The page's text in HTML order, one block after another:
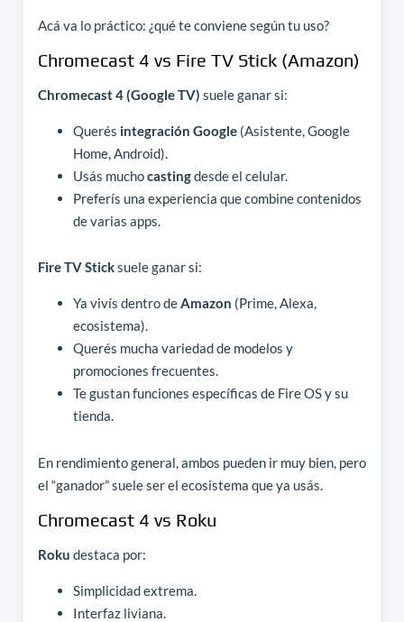
Acá va lo práctico: ¿qué te conviene según tu uso?
Chromecast 4 vs Fire TV Stick (Amazon)
Chromecast 4 (Google TV) suele ganar si:
Querés integración Google (Asistente, Google
Home, Android).
Usás muchocastingdesde el celular.
Preferís una experiencia que combine contenidos
de varias apps.
Fire TV Sticksuele ganar si:
Ya vivís dentro deAmazon (Prime, Alexa,
ecosistema).
Querés mucha variedad de modelos y
promociones frecuentes.
Te gustan funciones específicas de Fire OS y su
tienda.
En rendimiento general, ambos pueden ir muy bien, pero
el “ganador” suele ser el ecosistema que ya usás.
Chromecast 4 vs Roku
Roku destaca por:
Simplicidad extrema.
Interfaz liviana.